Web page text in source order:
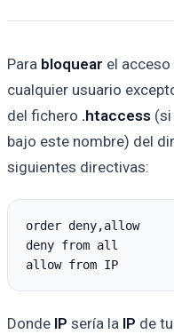
Para bloquear el
cualquier usuario
del fichero .htaccess
bajo este nombre) del
siguientes directivas:
order deny,allow
deny from all
Donde IP sería la IP de